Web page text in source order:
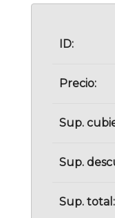
ID:
Precio:
Sup.
Sup.
Sup. total: